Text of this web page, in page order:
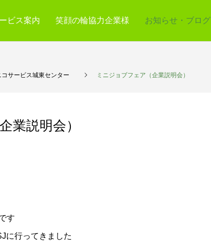
ビス案内 笑顔の輪協力企業様 お知らせ・ブログ
サービス城東センター ミニジョブフェア（企業説明会）
業説明会）
す
に行ってきました